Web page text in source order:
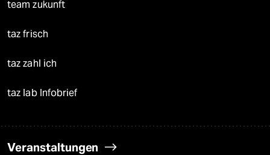
team zukunft
taz frisch
taz zahl ich
taz lab Infobrief
Veranstaltungen